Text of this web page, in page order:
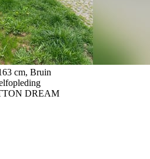
cm, Bruin
DREAM